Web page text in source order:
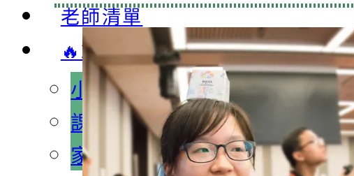
老師清單
🔥2026 暑假課程
小班課程
課程內容介紹
家教課程